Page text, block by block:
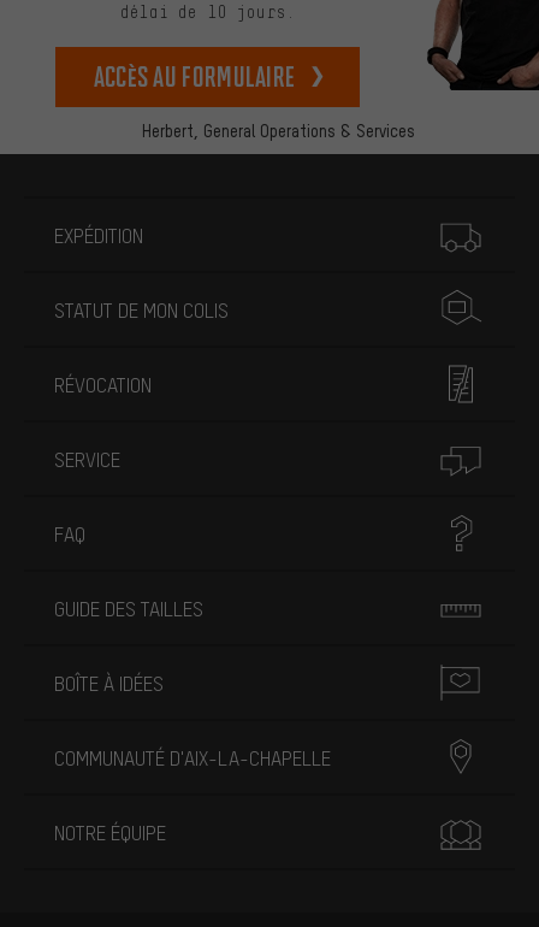
Herbert, General Operations & Services
délai de 10 jours.
Accès au formulaire
EXPÉDITION
STATUT DE MON COLIS
RÉVOCATION
SERVICE
FAQ
GUIDE DES TAILLES
BOÎTE À IDÉES
COMMUNAUTÉ D'AIX-LA-CHAPELLE
NOTRE ÉQUIPE